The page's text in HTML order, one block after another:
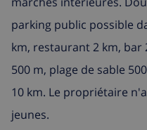
parking public possible
km, restaurant 2 km, bar
500 m, plage de sable
10 km. Le propriétaire
jeunes.